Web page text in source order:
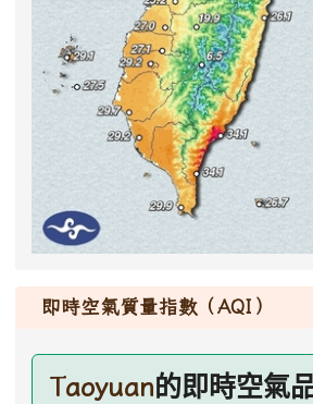
即時空氣質量指數（AQI）
Taoyuan的即時空氣